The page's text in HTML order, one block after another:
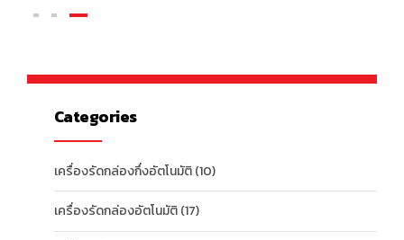
Categories
เครื่องรัดกล่องกึ่งอัตโนมัติ(10)
เครื่องรัดกล่องอัตโนมัติ(17)